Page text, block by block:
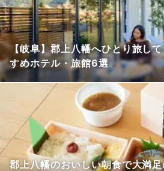
【岐阜】郡上八幡へひとり旅し
すめホテル・旅館6選
郡上八幡のおいしい朝食で大満